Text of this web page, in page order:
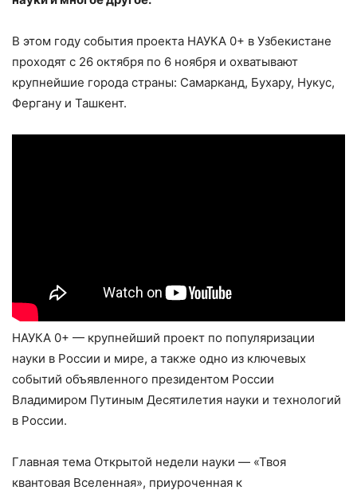
В этом году события проекта НАУКА 0+ в Узбекистане
проходят с 26 октября по 6 ноября и охватывают
крупнейшие города страны: Самарканд, Бухару, Нукус,
Фергану и Ташкент.
НАУКА 0+ — крупнейший проект по популяризации
науки в России и мире, а также одно из ключевых
событий объявленного президентом России
Владимиром Путиным Десятилетия науки и технологий
в России.
Главная тема Открытой недели науки — «Твоя
квантовая Вселенная», приуроченная к